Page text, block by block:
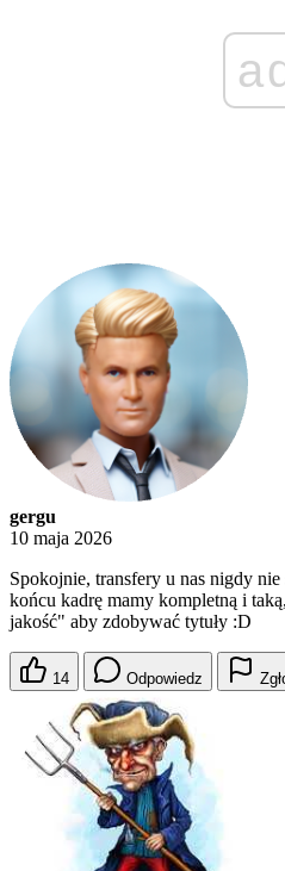
gergu
10 maja 2026
Spokojnie, transfery u nas nigdy
końcu kadrę mamy kompletną i
jakość" aby zdobywać tytuły :D
14 Odpowiedz